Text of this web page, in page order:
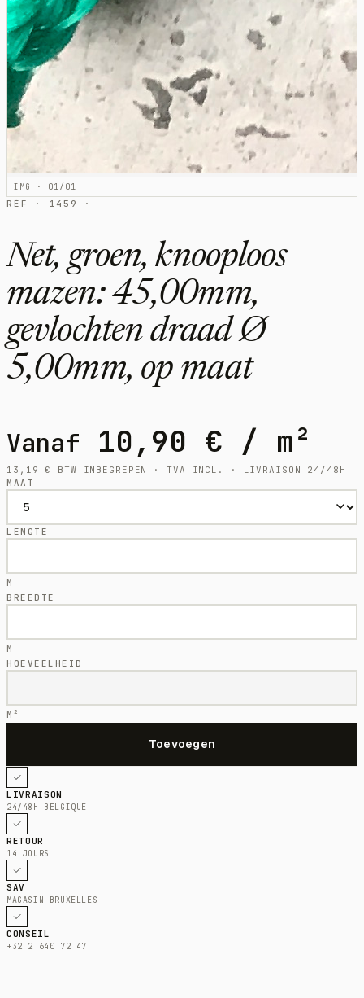
IMG · 01/01
RÉF · 1459 ·
Net, groen, knooploos
mazen: 45,00mm,
gevlochten draad Ø
5,00mm, op maat
Vanaf 10,90 € / m²
13,19€
BTW INBEGREPEN · TVA INCL. · LIVRAISON 24/48H
MAAT
LENGTE
M
BREEDTE
M
HOEVEELHEID
M²
LIVRAISON
24/48H BELGIQUE
RETOUR
14 JOURS
SAV
MAGASIN BRUXELLES
CONSEIL
+32 2 640 72 47